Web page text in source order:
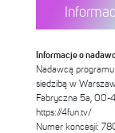
Informacje o
Nadawcą
siedzibą w
Fabryczna 5a, 00-
https://4fun.tv/
Numer koncesji: